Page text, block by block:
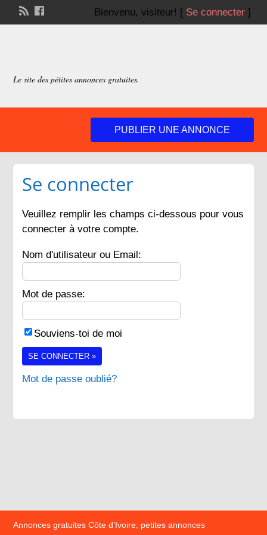
Bienvenu, visiteur! [ Se connecter]
Le site des pétites annonces gratuites.
PUBLIER UNE ANNONCE
Se connecter
Veuillez remplir les champs ci-dessous pour vous
connecter à votre compte.
Nom d'utilisateur ou Email:
Mot de passe:
Souviens-toi de moi
SE CONNECTER »
Mot de passe oublié?
Annonces gratuites Côte d’Ivoire, petites annonces